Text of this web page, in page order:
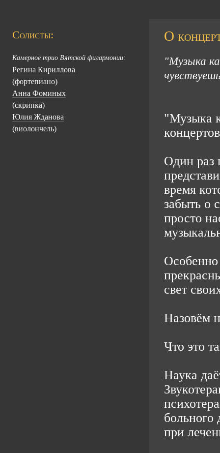
Солисты:
Камерное трио Вятской филармонии:
Регина Кириллова
(фортепиано)
Анна Фоминых
(скрипка)
Юлия Жданова
(виолончель)
О
"Музыка
"Музыка
Один раз
время
забыть о
просто
свет
Что это
Наука
больного
при